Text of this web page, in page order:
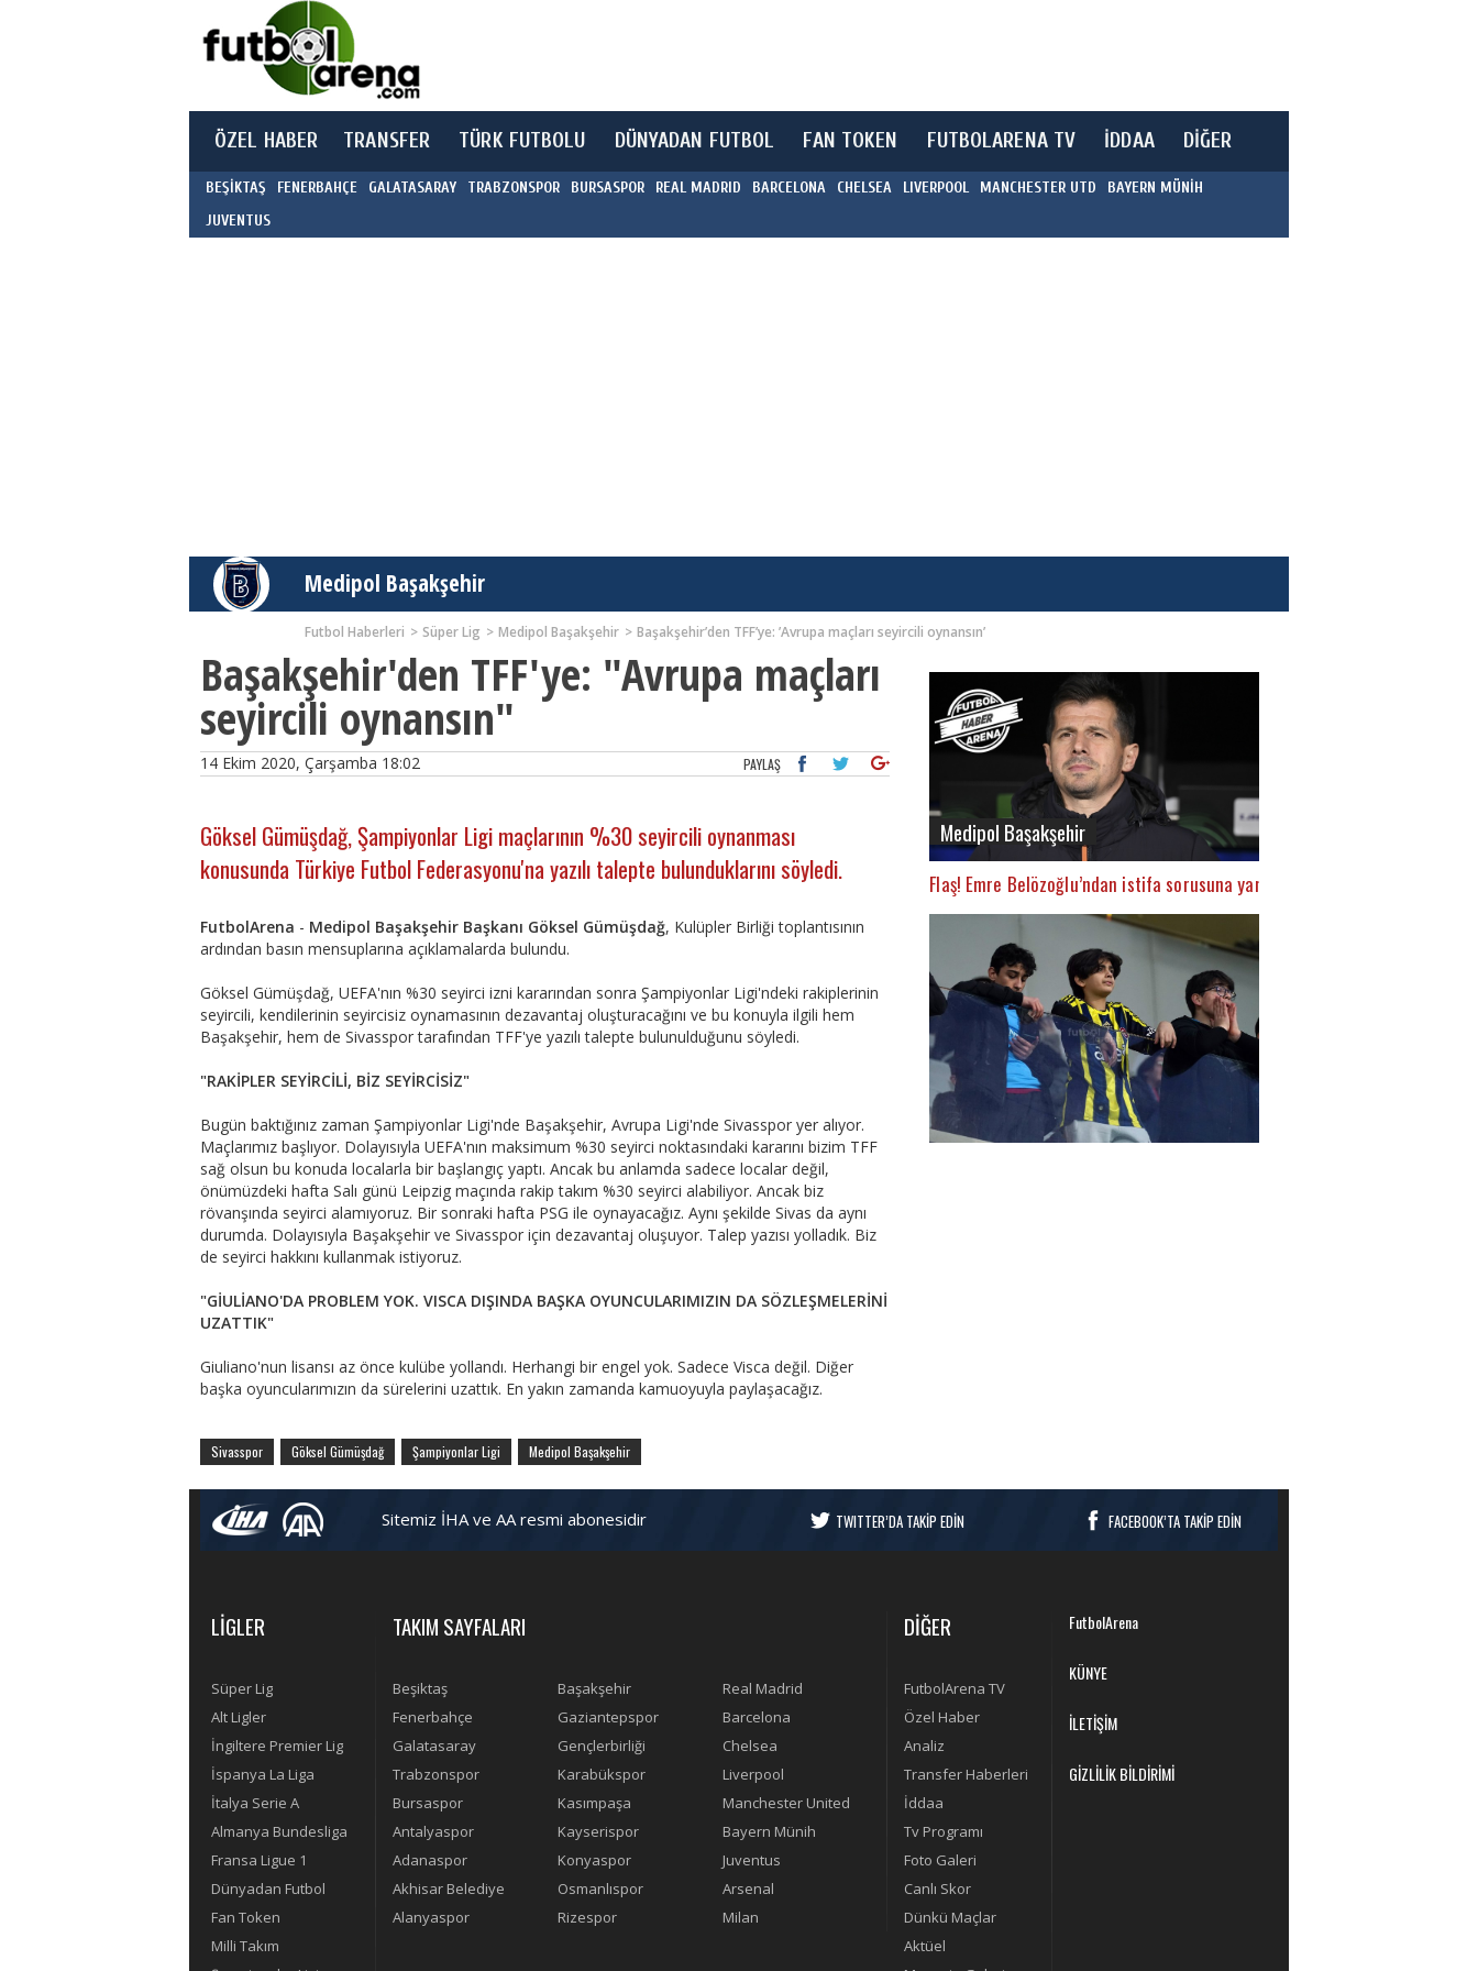
ÖZEL HABER TRANSFER TÜRK FUTBOLU DÜNYADAN FUTBOL FAN TOKEN FUTBOLARENA TV İDDAA DİĞER
BEŞİKTAŞ FENERBAHÇE GALATASARAY TRABZONSPOR BURSASPOR REAL MADRID BARCELONA CHELSEA LIVERPOOL MANCHESTER UTD
BAYERN MÜNİH
JUVENTUS
Medipol Başakşehir
Futbol Haberleri Süper Lig Medipol Başakşehir Başakşehir’den TFF’ye: ’Avrupa maçları seyircili oynansın’
Başakşehir'den TFF'ye: "Avrupa maçları
seyircili oynansın"
14 Ekim 2020, Çarşamba 18:02 PAYLAŞ
Göksel Gümüşdağ, Şampiyonlar Ligi maçlarının %30 seyircili oynanması
konusunda Türkiye Futbol Federasyonu'na yazılı talepte bulunduklarını söyledi.
FutbolArena - Medipol Başakşehir Başkanı Göksel Gümüşdağ, Kulüpler Birliği toplantısının
ardından basın mensuplarına açıklamalarda bulundu.
Göksel Gümüşdağ, UEFA'nın %30 seyirci izni kararından sonra Şampiyonlar Ligi'ndeki rakiplerinin
seyircili, kendilerinin seyircisiz oynamasının dezavantaj oluşturacağını ve bu konuyla ilgili hem
Başakşehir, hem de Sivasspor tarafından TFF'ye yazılı talepte bulunulduğunu söyledi.
"RAKİPLER SEYİRCİLİ, BİZ SEYİRCİSİZ"
Bugün baktığınız zaman Şampiyonlar Ligi'nde Başakşehir, Avrupa Ligi'nde Sivasspor yer alıyor.
Maçlarımız başlıyor. Dolayısıyla UEFA'nın maksimum %30 seyirci noktasındaki kararını bizim TFF
sağ olsun bu konuda localarla bir başlangıç yaptı. Ancak bu anlamda sadece localar değil,
önümüzdeki hafta Salı günü Leipzig maçında rakip takım %30 seyirci alabiliyor. Ancak biz
rövanşında seyirci alamıyoruz. Bir sonraki hafta PSG ile oynayacağız. Aynı şekilde Sivas da aynı
durumda. Dolayısıyla Başakşehir ve Sivasspor için dezavantaj oluşuyor. Talep yazısı yolladık. Biz
de seyirci hakkını kullanmak istiyoruz.
"GİULİANO'DA PROBLEM YOK. VISCA DIŞINDA BAŞKA OYUNCULARIMIZIN DA SÖZLEŞMELERİNİ
UZATTIK"
Giuliano'nun lisansı az önce kulübe yollandı. Herhangi bir engel yok. Sadece Visca değil. Diğer
başka oyuncularımızın da sürelerini uzattık. En yakın zamanda kamuoyuyla paylaşacağız.
Sivasspor Göksel Gümüşdağ Şampiyonlar Ligi Medipol Başakşehir
Medipol Başakşehir
Flaş! Emre Belözoğlu’ndan istifa sorusuna yanıt
Sitemiz İHA ve AA resmi abonesidir TWITTER’DA TAKİP EDİN FACEBOOK’TA TAKİP EDİN
LİGLER
Süper Lig
Alt Ligler
İngiltere Premier Lig
İspanya La Liga
İtalya Serie A
Almanya Bundesliga
Fransa Ligue 1
Dünyadan Futbol
Fan Token
Milli Takım
TAKIM SAYFALARI
Beşiktaş Başakşehir
Real Madrid
Fenerbahçe
Gaziantepspor
Barcelona
Galatasaray
Gençlerbirliği
Chelsea
Trabzonspor
Karabükspor
Liverpool
Bursaspor
Kasımpaşa
Manchester United
Antalyaspor
Kayserispor
Bayern Münih
Adanaspor
Konyaspor
Juventus
Akhisar Belediye
Osmanlıspor
Arsenal
Alanyaspor
Rizespor Milan
DİĞER
FutbolArena TV
Özel Haber
Analiz
Transfer Haberleri
İddaa
Tv Programı
Foto Galeri
Canlı Skor
Dünkü Maçlar
Aktüel
FutbolArena
KÜNYE
İLETİŞİM
GİZLİLİK BİLDİRİMİ